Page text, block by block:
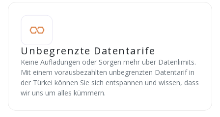
Unbegrenzte Datentarife
Keine Aufladungen oder Sorgen mehr über Datenlimits.
Mit einem vorausbezahlten unbegrenzten Datentarif in
der Türkei können Sie sich entspannen und wissen, dass
wir uns um alles kümmern.